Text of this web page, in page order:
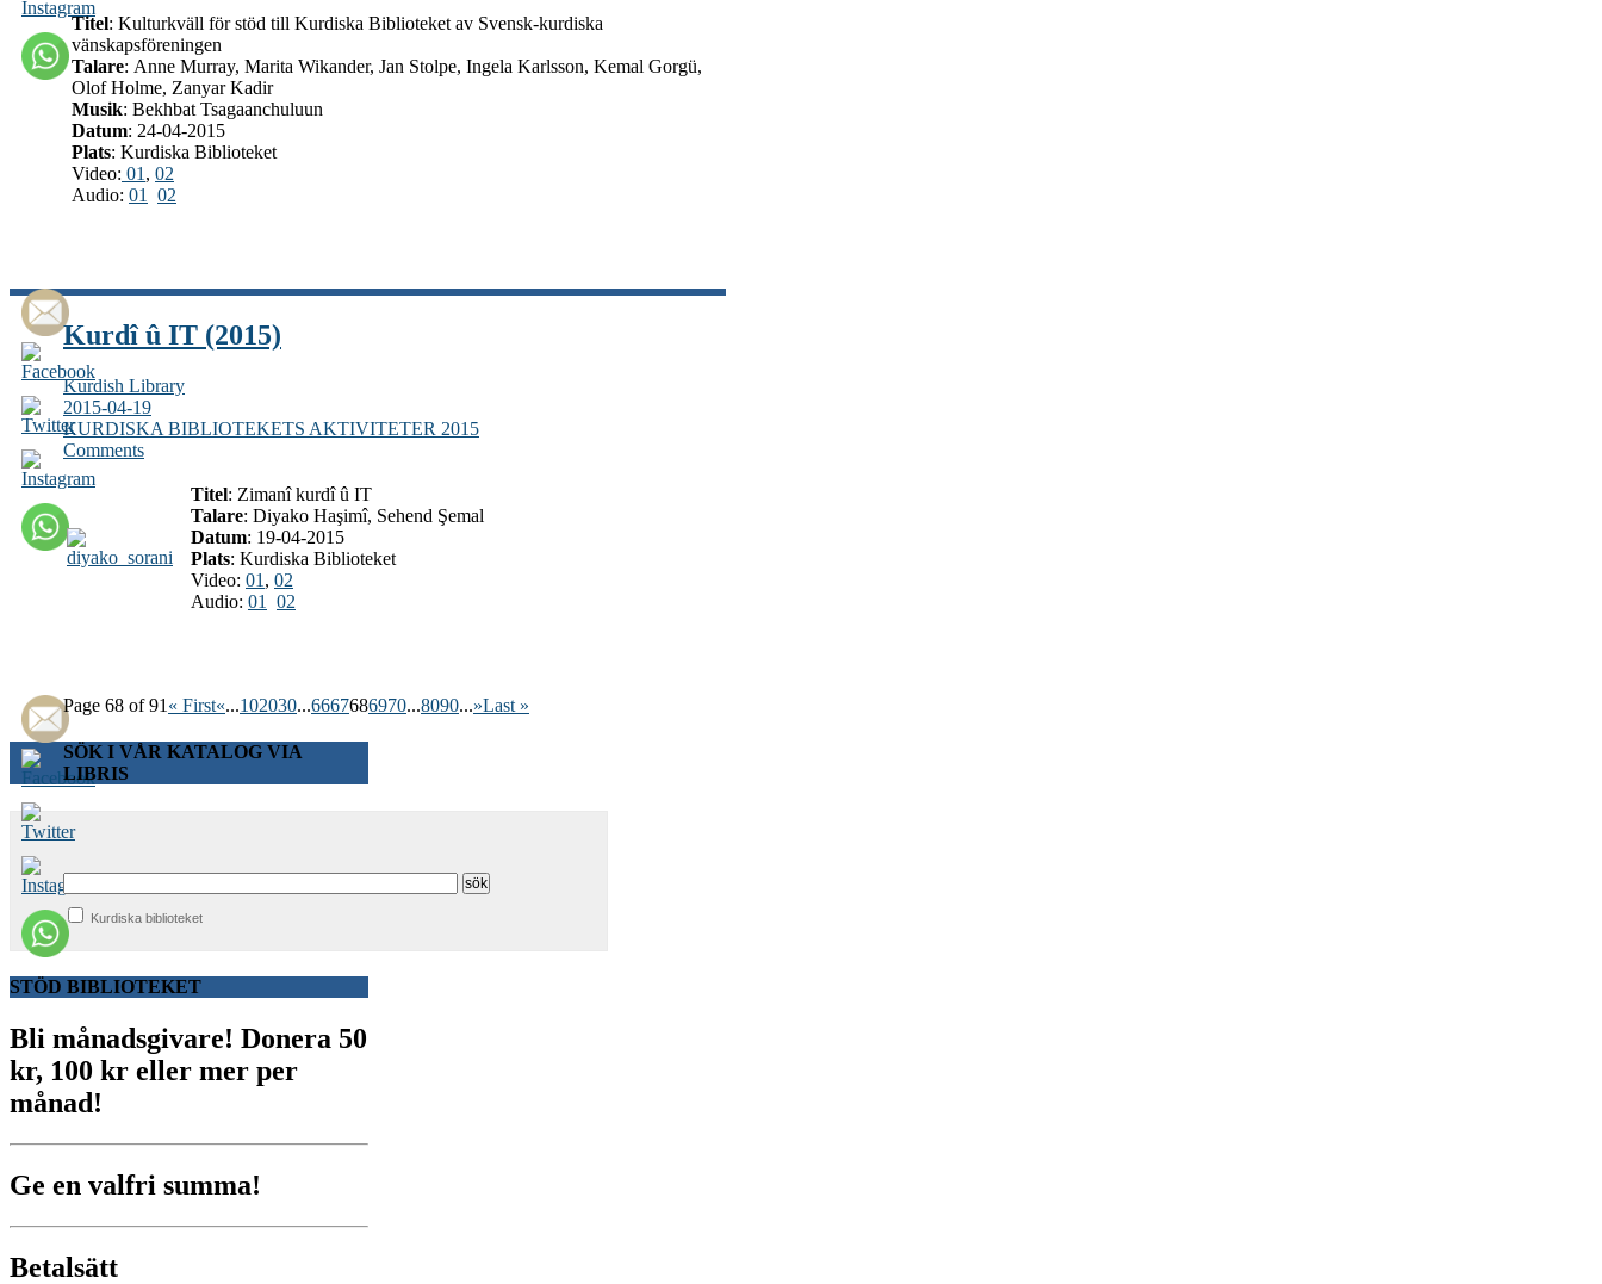
Titel: Kulturkväll för stöd till Kurdiska Biblioteket av Svensk-kurdiska
vänskapsföreningen
Talare: Anne Murray, Marita Wikander, Jan Stolpe, Ingela Karlsson, Kemal Gorgü,
Olof Holme, Zanyar Kadir
Musik: Bekhbat Tsagaanchuluun
Datum: 24-04-2015
Plats: Kurdiska Biblioteket
Video: 01 , 02
Audio: 01 02
Kurdî û IT (2015)
Kurdish Library
2015-04-19
KURDISKA BIBLIOTEKETS AKTIVITETER 2015
Comments
Titel: Zimanî kurdî û IT
Talare: Diyako Haşimî, Sehend Şemal
Datum: 19-04-2015
Plats: Kurdiska Biblioteket
Video: 01 , 02
Audio: 01 02
Page 68 of 91 « First«...102030...6667686970...8090...»Last »
SÖK I VÅR KATALOG VIA
LIBRIS
Kurdiska biblioteket
STÖD BIBLIOTEKET
Bli månadsgivare! Donera 50
kr, 100 kr eller mer per
månad!
Ge en valfri summa!
Betalsätt